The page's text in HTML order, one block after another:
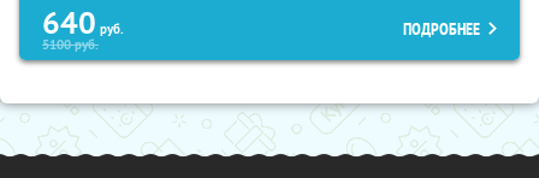
640 руб.
5100руб.
ПОДРОБНЕЕ